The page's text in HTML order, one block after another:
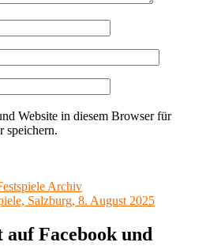
Website in diesem Browser für
speichern.
Archiv
Salzburg, 8. August 2025
Facebook und